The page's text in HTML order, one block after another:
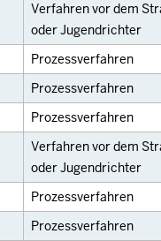
Verfahren vor dem
oder Jugendrichter
Prozessverfahren
Prozessverfahren
Prozessverfahren
Verfahren vor dem
oder Jugendrichter
Prozessverfahren
Prozessverfahren